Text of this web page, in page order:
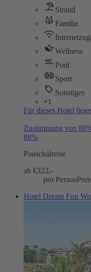
Strand
Familie
Wellness
Pool
Sport
Sonstiges
+1
Für dieses Hotel
Zustimmung von
88%
Pauschalreise
ab €322,-
pro Person
Hotel Dream Fun